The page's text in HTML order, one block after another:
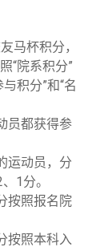
马杯积分，
“院系积分”
积分”和“名
员都获得参
运动员，分
1分。
按照报名院
按照本科入